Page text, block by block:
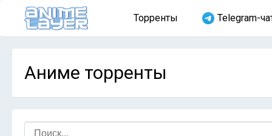
Торренты Telegram-
Аниме торренты